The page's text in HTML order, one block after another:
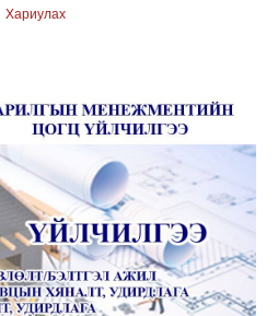
Хариулах